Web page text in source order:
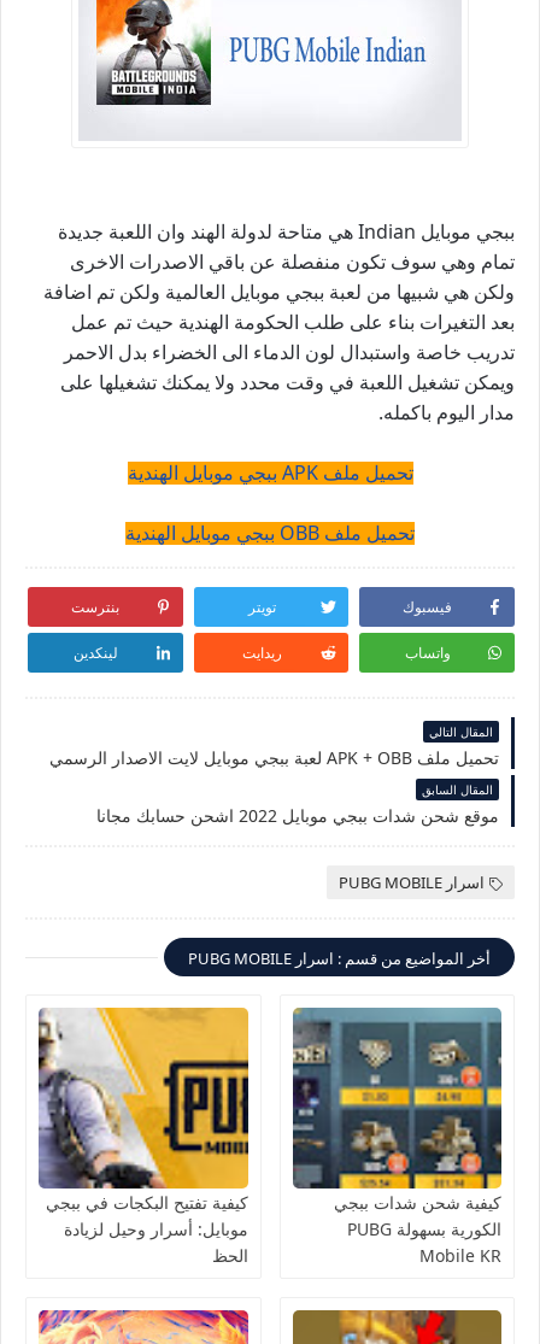
ببجي موبايل
Indian هي متاحة لدولة الهند وان اللعبة جديدة
تمام وهي سوف تكون منفصلة عن باقي الاصدرات الاخرى
ولكن هي شبيها من لعبة ببجي موبايل العالمية ولكن تم اضافة
بعد التغيرات بناء على طلب الحكومة الهندية حيث تم عمل
تدريب خاصة واستبدال لون الدماء الى الخضراء بدل الاحمر
ويمكن تشغيل اللعبة في وقت محدد ولا يمكنك تشغيلها على
مدار اليوم باكمله.
تحميل ملف APK ببجي موبايل الهندية
تحميل ملف OBB ببجي موبايل الهندية
فيسبوك تويتر بنترست
واتساب ريدايت لينكدين
المقال التالي
تحميل ملف APK + OBB لعبة ببجي موبايل لايت الاصدار الرسمي
المقال السابق
موقع شحن شدات ببجي موبايل 2022 اشحن حسابك مجانا
اسرار PUBG MOBILE
أخر المواضيع من قسم : اسرار PUBG MOBILE
كيفية شحن شدات ببجي
الكورية بسهولة PUBG
Mobile KR
كيفية تفتيح البكجات في ببجي
موبايل: أسرار وحيل لزيادة
الحظ